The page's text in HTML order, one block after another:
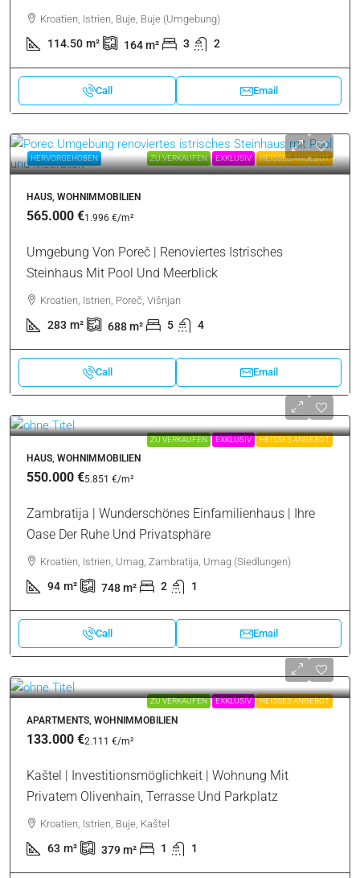
Kroatien, Istrien, Buje, Buje (Umgebung)
114.50 m² 164m² 3 2
Call Email
HERVORGEHOBEN ZU VERKAUFEN EXKLUSIV HEISSES ANGEBOT
HAUS, WOHNIMMOBILIEN
565.000 €1.996 €/m²
Umgebung Von Poreč | Renoviertes Istrisches
Steinhaus Mit Pool Und Meerblick
Kroatien, Istrien, Poreč, Višnjan
283 m² 688m² 5 4
Call Email
ZU VERKAUFEN EXKLUSIV HEISSES ANGEBOT
HAUS, WOHNIMMOBILIEN
550.000 €5.851 €/m²
Zambratija | Wunderschönes Einfamilienhaus | Ihre
Oase Der Ruhe Und Privatsphäre
Kroatien, Istrien, Umag, Zambratija, Umag (Siedlungen)
94 m² 748m² 2 1
Call Email
ZU VERKAUFEN EXKLUSIV HEISSES ANGEBOT
APARTMENTS, WOHNIMMOBILIEN
133.000 €2.111 €/m²
Kaštel | Investitionsmöglichkeit | Wohnung Mit
Privatem Olivenhain, Terrasse Und Parkplatz
Kroatien, Istrien, Buje, Kaštel
63 m² 379m² 1 1